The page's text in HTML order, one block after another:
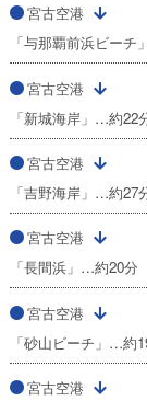
宮古空港
「与那覇前浜ビー
宮古空港
「新城海岸」…約22
宮古空港
「吉野海岸」…約27
宮古空港
「長間浜」…約20分
宮古空港
「砂山ビーチ」…約
宮古空港